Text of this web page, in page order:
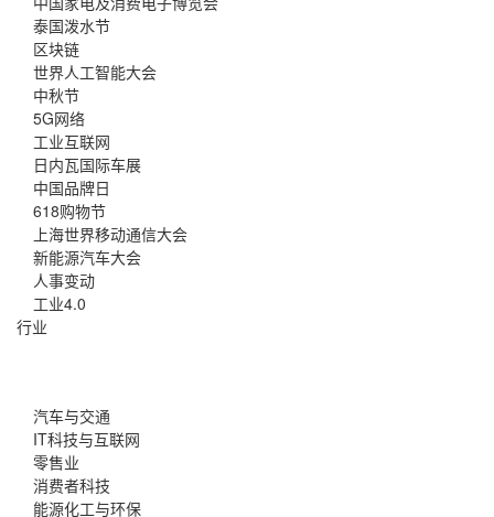
泰国泼水节
区块链
世界人工智能大会
中秋节
5G网络
工业互联网
日内瓦国际车展
中国品牌日
618购物节
上海世界移动通信大会
新能源汽车大会
人事变动
工业4.0
行业
汽车与交通
IT科技与互联网
零售业
消费者科技
能源化工与环保